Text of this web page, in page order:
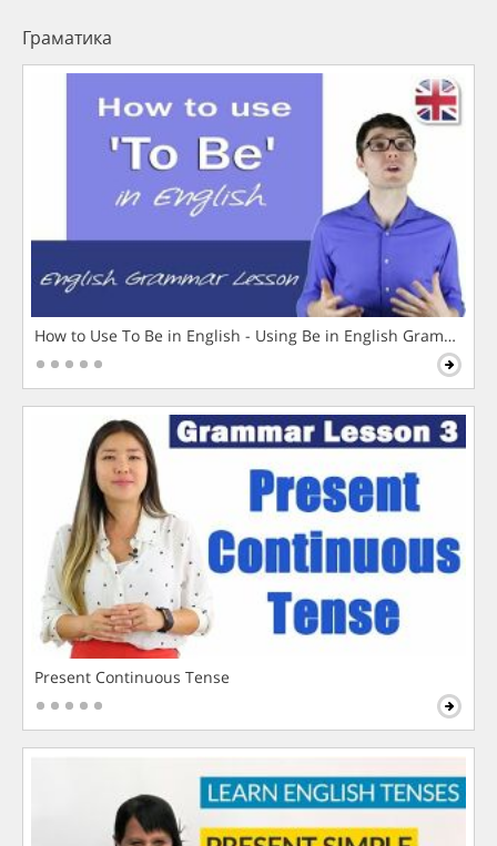
Граматика
How to Use To Be in English - Using Be in English Grammar
Present Continuous Tense